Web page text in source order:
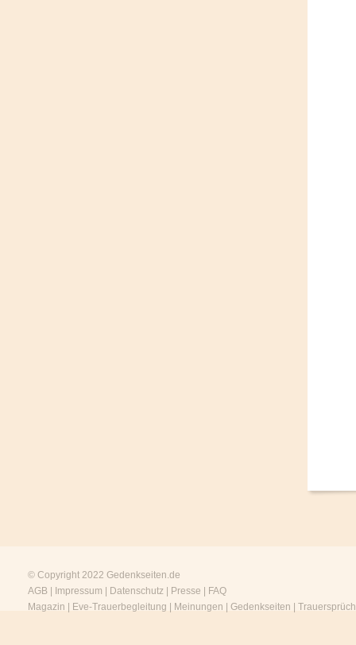
© Copyright 2022 Gedenkseiten.de
AGB
Impressum Datenschutz Presse
FAQ
Magazin
Eve-Trauerbegleitung Meinungen Gedenkseiten